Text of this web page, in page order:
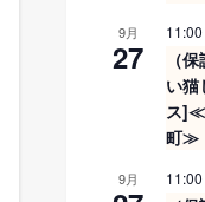
9月
27
（
い猫
ス]≪
町≫
9月